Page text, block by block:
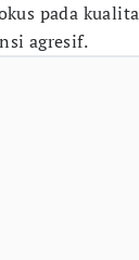
pada
agresif.